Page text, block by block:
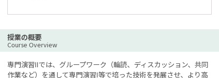
授業の概要
Course Overview
専門演習Ⅱでは、グループワーク（輪読、ディスカッション、共同
作業など）を通して専門演習Ⅰ等で培った技術を発展させ、より高